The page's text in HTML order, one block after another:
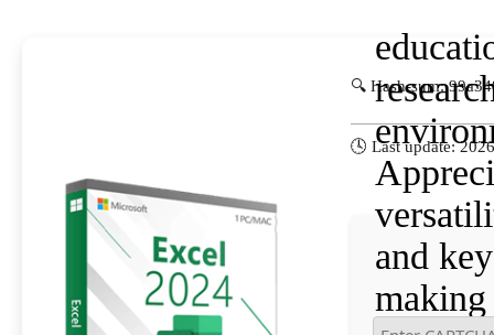
🔍 Hash-sum:
🕓 Last update:
and
making